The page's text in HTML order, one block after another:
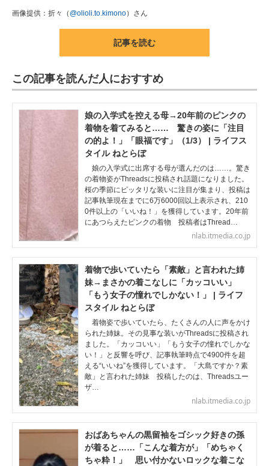
画像提供：折々（ @olioli.to.kimono）さん
記事を読む
この記事を読んだ人におすすめ
娘の入学式を控える母→20年前のピンクの
着物を着てみると…… 驚きの姿に「注目
の的よ！」「眼福です」（1/3） | ライフス
タイル ねとらぼ
娘の入学式に出席する母が選んだのは……。驚き
の着物姿がThreadsに投稿され話題になりました。
桜の季節にピッタリな装いに注目が集まり、投稿は
記事執筆現在までに6万6000回以上表示され、210
0件以上の「いいね！」を獲得しています。20年前
にあつらえたピンクの着物 投稿者はThread…
nlab.itmedia.co.jp
着物で歩いていたら「素敵」と言われた姉
妹→まさかの着こなしに「カッコいい」
「もう女子の憧れでしかない！」 | ライフ
スタイル ねとらぼ
着物姿で歩いていたら、たくさんの人に声をかけ
られた姉妹。その見事な装いがThreadsに投稿され
ました。「カッコいい」「もう女子の憧れでしかな
い！」と反響を呼び、記事執筆時点で4900件を超
える“いいね”を獲得しています。「大島ですか？素
敵」と言われた姉妹 投稿したのは、Threadsユー
ザ…
nlab.itmedia.co.jp
おばあちゃんの黒留袖をゴシック好きの孫
が着ると……「こんな着方が」「めちゃく
ちゃ粋！」 思い付かないロックな着こな